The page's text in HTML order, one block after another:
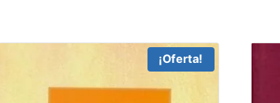
¡Oferta!